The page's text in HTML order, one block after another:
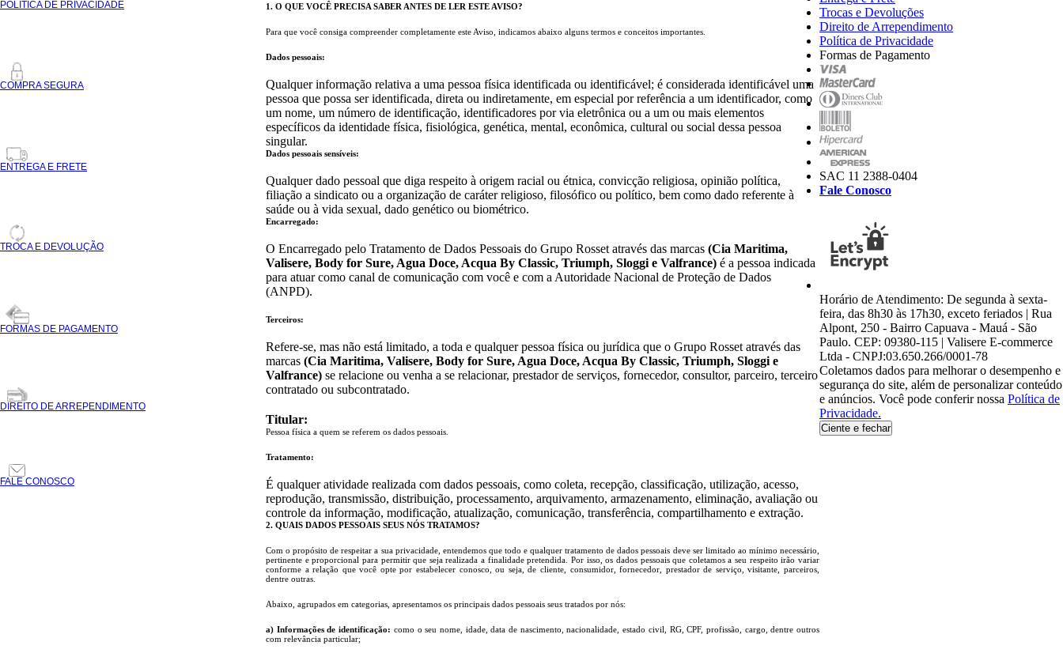
POLÍTICA DE PRIVACIDADE
COMPRA SEGURA
ENTREGA E FRETE
TROCA E DEVOLUÇÃO
FORMAS DE PAGAMENTO
DIREITO DE ARREPENDIMENTO
FALE CONOSCO
1. O QUE VOCÊ PRECISA SABER ANTES DE LER ESTE AVISO?
Para que você consiga compreender completamente este Aviso, indicamos abaixo alguns termos e conceitos importantes.
Dados pessoais:
Qualquer informação relativa a uma pessoa física identificada ou identificável; é considerada identificável uma
pessoa que possa ser identificada, direta ou indiretamente, em especial por referência a um identificador, como
um nome, um número de identificação, identificadores por via eletrônica ou a um ou mais elementos
específicos da identidade física, fisiológica, genética, mental, econômica, cultural ou social dessa pessoa
singular.
Dados pessoais sensíveis:
Qualquer dado pessoal que diga respeito à origem racial ou étnica, convicção religiosa, opinião política,
filiação a sindicato ou a organização de caráter religioso, filosófico ou político, bem como dado referente à
saúde ou à vida sexual, dado genético ou biométrico.
Encarregado:
O Encarregado pelo Tratamento de Dados Pessoais do Grupo Rosset através das marcas (Cia Maritima,
Valisere, Body for Sure, Agua Doce, Acqua By Classic, Triumph, Sloggi e Valfrance) é a pessoa indicada
para atuar como canal de comunicação com você e com a Autoridade Nacional de Proteção de Dados
(ANPD).
Terceiros:
Refere-se, mas não está limitado, a toda e qualquer pessoa física ou jurídica que o Grupo Rosset através das
marcas (Cia Maritima, Valisere, Body for Sure, Agua Doce, Acqua By Classic, Triumph, Sloggi e
Valfrance) se relacione ou venha a se relacionar, prestador de serviços, fornecedor, consultor, parceiro, terceiro
contratado ou subcontratado.
Titular:
Pessoa física a quem se referem os dados pessoais.
Tratamento:
É qualquer atividade realizada com dados pessoais, como coleta, recepção, classificação, utilização, acesso,
reprodução, transmissão, distribuição, processamento, arquivamento, armazenamento, eliminação, avaliação ou
controle da informação, modificação, atualização, comunicação, transferência, compartilhamento e extração.
2. QUAIS DADOS PESSOAIS SEUS NÓS TRATAMOS?
Com o propósito de respeitar a sua privacidade, entendemos que todo e qualquer tratamento de dados pessoais deve ser limitado ao mínimo necessário,
pertinente e proporcional para permitir que seja realizada a finalidade pretendida. Por isso, os dados pessoais que coletamos a seu respeito irão variar
conforme a relação que você opte por estabelecer conosco, ou seja, de cliente, consumidor, fornecedor, prestador de serviço, visitante, parceiros,
dentre outras.
Abaixo, agrupados em categorias, apresentamos os principais dados pessoais seus tratados por nós:
a) Informações de identificação: como o seu nome, idade, data de nascimento, nacionalidade, estado civil, RG, CPF, profissão, cargo, dentre outros
com relevância particular;
Trocas e Devoluções
Direito de Arrependimento
Política de Privacidade
Formas de Pagamento
SAC 11 2388-0404
Fale Conosco
Horário de Atendimento: De segunda à sexta-
feira, das 8h30 às 17h30, exceto feriados | Rua
Alpont, 250 - Bairro Capuava - Mauá - São
Paulo. CEP: 09380-115 | Valisere E-commerce
Ltda - CNPJ:03.650.266/0001-78
Coletamos dados para melhorar o desempenho e
segurança do site, além de personalizar conteúdo
e anúncios. Você pode conferir nossa Política de
Privacidade.
Ciente e fechar